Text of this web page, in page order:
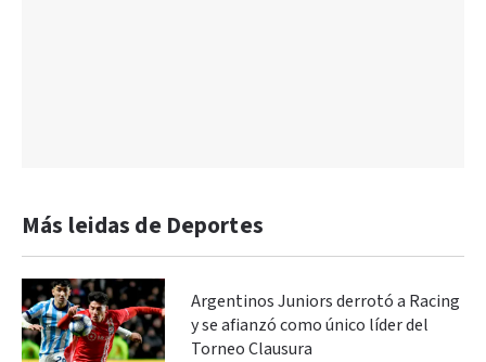
Más leidas de Deportes
Argentinos Juniors derrotó a Racing
y se afianzó como único líder del
Torneo Clausura